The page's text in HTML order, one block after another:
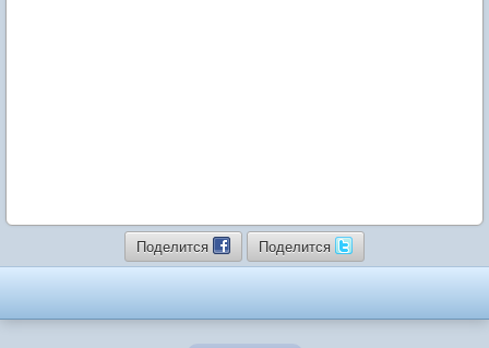
Поделится Поделится